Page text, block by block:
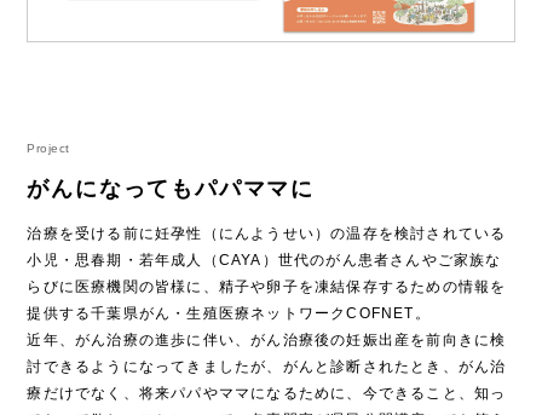
Project
がんになってもパパママに
治療を受ける前に妊孕性（にんようせい）の温存を検討されている
小児・思春期・若年成人（CAYA）世代のがん患者さんやご家族な
らびに医療機関の皆様に、精子や卵子を凍結保存するための情報を
提供する千葉県がん・生殖医療ネットワークCOFNET。
近年、がん治療の進歩に伴い、がん治療後の妊娠出産を前向きに検
討できるようになってきましたが、がんと診断されたとき、がん治
療だけでなく、将来パパやママになるために、今できること、知っ